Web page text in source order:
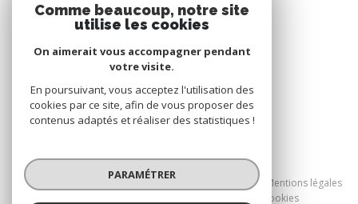
NOUS ADHÉRONS
© 2026 | Tous droits réservés
Nos honoraires
Nos partenaires
Mentions légales
Cookies
Comme beaucoup, notre site
utilise les cookies
On aimerait vous accompagner pendant
votre visite.
En poursuivant, vous acceptez l'utilisation des
cookies par ce site, afin de vous proposer des
contenus adaptés et réaliser des statistiques !
PARAMÉTRER